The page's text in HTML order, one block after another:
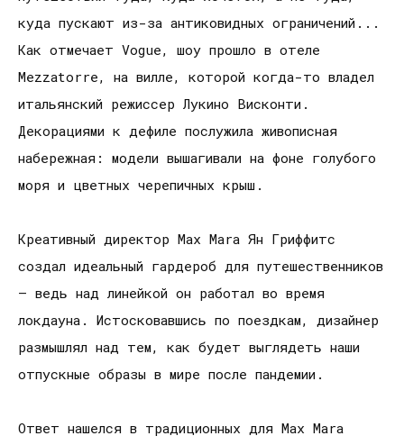
куда пускают из-за антиковидных ограничений...
Как отмечает Vogue, шоу прошло в отеле
Mezzatorre, на вилле, которой когда-то владел
итальянский режиссер Лукино Висконти.
Декорациями к дефиле послужила живописная
набережная: модели вышагивали на фоне голубого
моря и цветных черепичных крыш.
Креативный директор Max Mara Ян Гриффитс
создал идеальный гардероб для путешественников
– ведь над линейкой он работал во время
локдауна. Истосковавшись по поездкам, дизайнер
размышлял над тем, как будет выглядеть наши
отпускные образы в мире после пандемии.
Ответ нашелся в традиционных для Max Mara